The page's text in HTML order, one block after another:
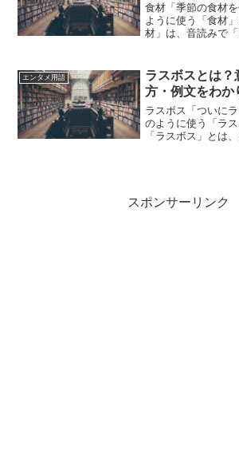
食材「季節の食材
ように使う「食材
材」は、音読みで
の意味や使い方や
どの用例を紹介し
エンタメ用語
ラスボスとは？
方・例文をわか
ラスボス「ついに
のように使う「ラ
「ラスボス」とは
スポンサーリンク